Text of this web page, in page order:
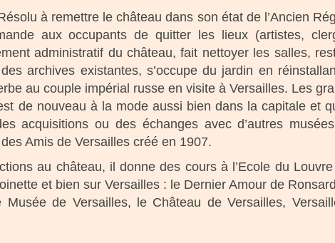
à remettre le château dans son état de l’Ancien
aux occupants de quitter les lieux (artistes,
administratif du château, fait nettoyer les salles,
archives existantes, s’occupe du jardin en
au couple impérial russe en visite à Versailles. Les
de nouveau à la mode aussi bien dans la capitale et
acquisitions ou des échanges avec d’autres
Amis de Versailles créé en 1907.
au château, il donne des cours à l’Ecole du
et bien sur Versailles : le Dernier Amour de
Musée de Versailles, le Château de Versailles,